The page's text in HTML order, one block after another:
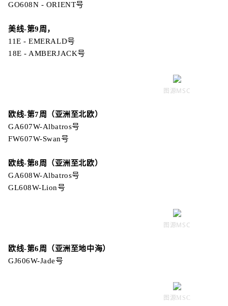
GO608N - ORIENT号
美线-第9周，
11E - EMERALD号
18E - AMBERJACK号
图源MSC
欧线-第7周
（亚洲至北欧）
GA607W-Albatros号
FW607W-Swan号
欧线-第8周
（亚洲至北欧）
GA608W-Albatros号
GL608W-Lion号
图源MSC
欧线-第6周
（亚洲至地中海）
GJ606W-Jade号
图源MSC